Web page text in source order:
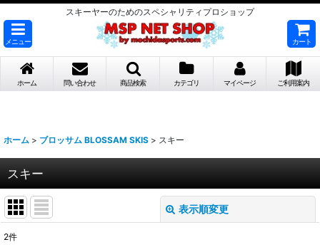
スキーヤーのためのスペシャリティプロショップ
メニュー カート
ホーム 問い合わせ 商品検索 カテゴリ マイページ ご利用案内
ホーム > ブロッサム BLOSSAM SKIS > スキー
スキー
表示順変更
2件